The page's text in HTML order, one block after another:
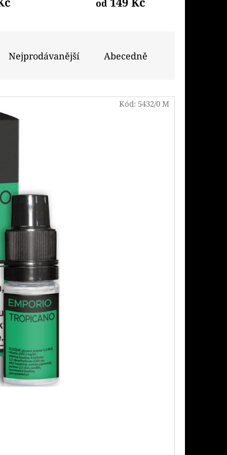
od
Nejprodávanější Abecedně
Kód: 5432/0 M